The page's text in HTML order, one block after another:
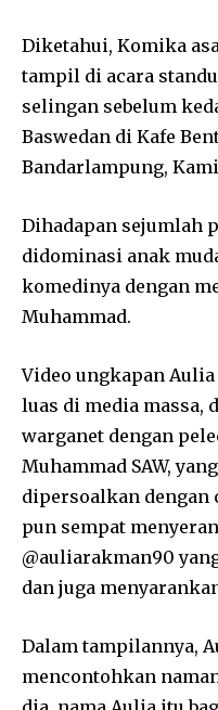
Diketahui, Komika
tampil di acara
selingan sebelum
Baswedan di Kafe
Bandarlampung,
Dihadapan sejumlah
didominasi anak
komedinya dengan
Muhammad.
Video ungkapan
luas di media massa,
warganet dengan
Muhammad SAW,
dipersoalkan dengan
pun sempat
@auliarakman90
dan juga
Dalam tampilannya,
mencontohkan